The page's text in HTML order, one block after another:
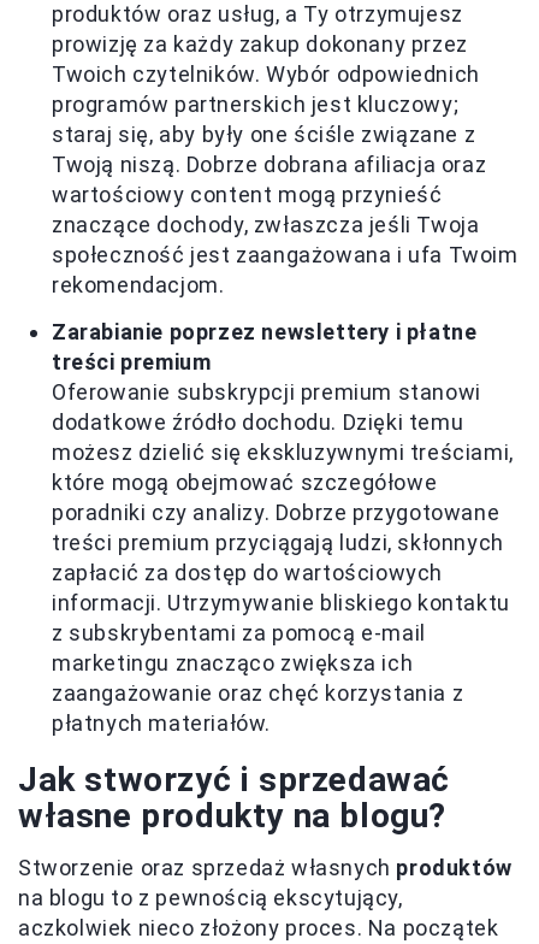
produktów oraz usług, a Ty otrzymujesz
prowizję za każdy zakup dokonany przez
Twoich czytelników. Wybór odpowiednich
programów partnerskich jest kluczowy;
staraj się, aby były one ściśle związane z
Twoją niszą. Dobrze dobrana afiliacja oraz
wartościowy content mogą przynieść
znaczące dochody, zwłaszcza jeśli Twoja
społeczność jest zaangażowana i ufa Twoim
rekomendacjom.
Zarabianie poprzez newslettery i płatne
treści premium
Oferowanie subskrypcji premium stanowi
dodatkowe źródło dochodu. Dzięki temu
możesz dzielić się ekskluzywnymi treściami,
które mogą obejmować szczegółowe
poradniki czy analizy. Dobrze przygotowane
treści premium przyciągają ludzi, skłonnych
zapłacić za dostęp do wartościowych
informacji. Utrzymywanie bliskiego kontaktu
z subskrybentami za pomocą e-mail
marketingu znacząco zwiększa ich
zaangażowanie oraz chęć korzystania z
płatnych materiałów.
Jak stworzyć i sprzedawać
własne produkty na blogu?
Stworzenie oraz sprzedaż własnych produktów
na blogu to z pewnością ekscytujący,
aczkolwiek nieco złożony proces. Na początek